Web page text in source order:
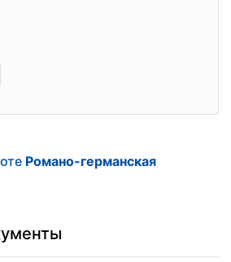
Романо-германская